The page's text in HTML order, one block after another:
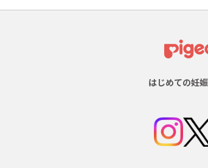
はじめての妊